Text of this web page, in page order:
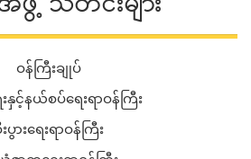
ဝန်ကြီးချုပ်
နှင့်နယ်စပ်ရေးရာဝန်ကြီး
ပွားရေးရာဝန်ကြီး